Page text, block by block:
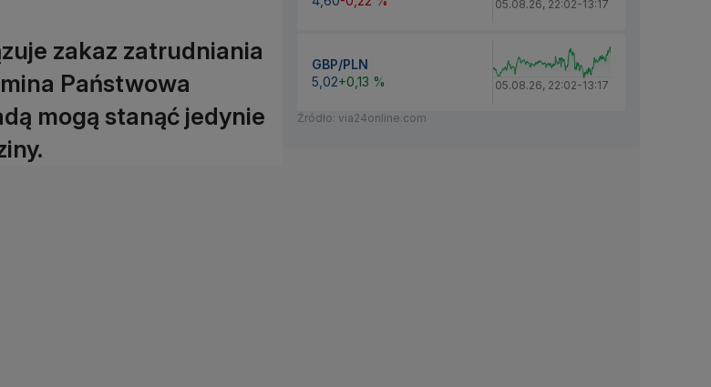
zakaz zatrudniania
Państwowa
mogą stanąć jedynie
05.08.26, 22:02-13:17
GBP/PLN
5,02+0,13 % 05.08.26, 22:02-13:17
Źródło: via24online.com